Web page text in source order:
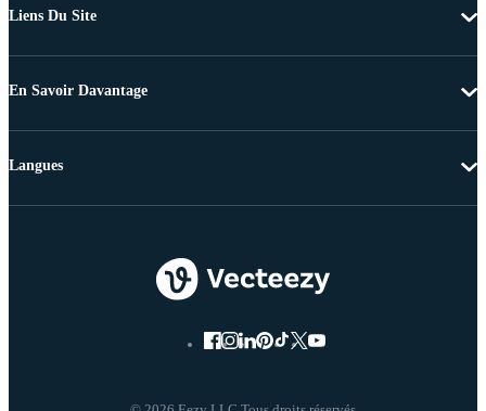
Liens Du Site
En Savoir Davantage
Langues